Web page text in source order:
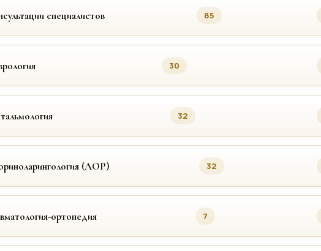
специалистов 85
30
32
(ЛОР) 32
ортопедия 7